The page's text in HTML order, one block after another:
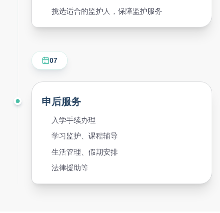
挑选适合的监护人，保障监护服务
07
申后服务
入学手续办理
学习监护、课程辅导
生活管理、假期安排
法律援助等